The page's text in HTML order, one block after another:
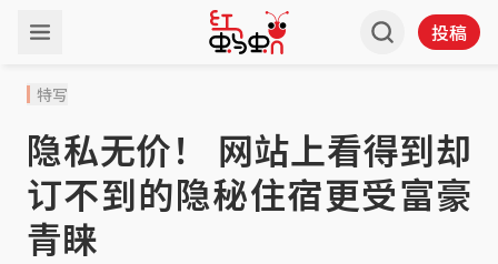
投稿
特写
隐私无价！ 网站上看得到却
订不到的隐秘住宿更受富豪
青睐